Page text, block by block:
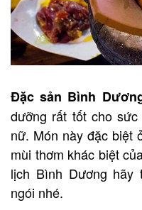
Đặc sản Bình
dưỡng rất tốt cho
nữ. Món này đặc biệt
mùi thơm khác biệt
lịch Bình Dương hãy
ngói nhé.